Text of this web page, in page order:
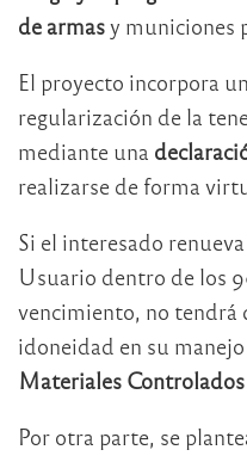
de armasy municiones
El proyecto incorpora
regularización de la
mediante una
realizarse de forma
Si el interesado
Usuario dentro de los
vencimiento, no tendrá
idoneidad en su manejo
Materiales
Por otra parte, se